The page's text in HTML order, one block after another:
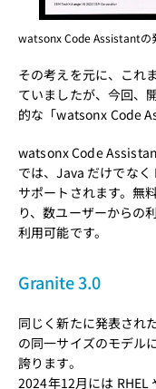
watsonx Code Assistantの
その考えを元に、これ
ていましたが、今回、
的な「watsonx Code
watsonx Code
では、Java だけでな
サポートされます。無
り、数ユーザーからの
利用可能です。
Granite 3.0
同じく新たに発表され
の同一サイズのモデル
誇ります。
2024年12月には